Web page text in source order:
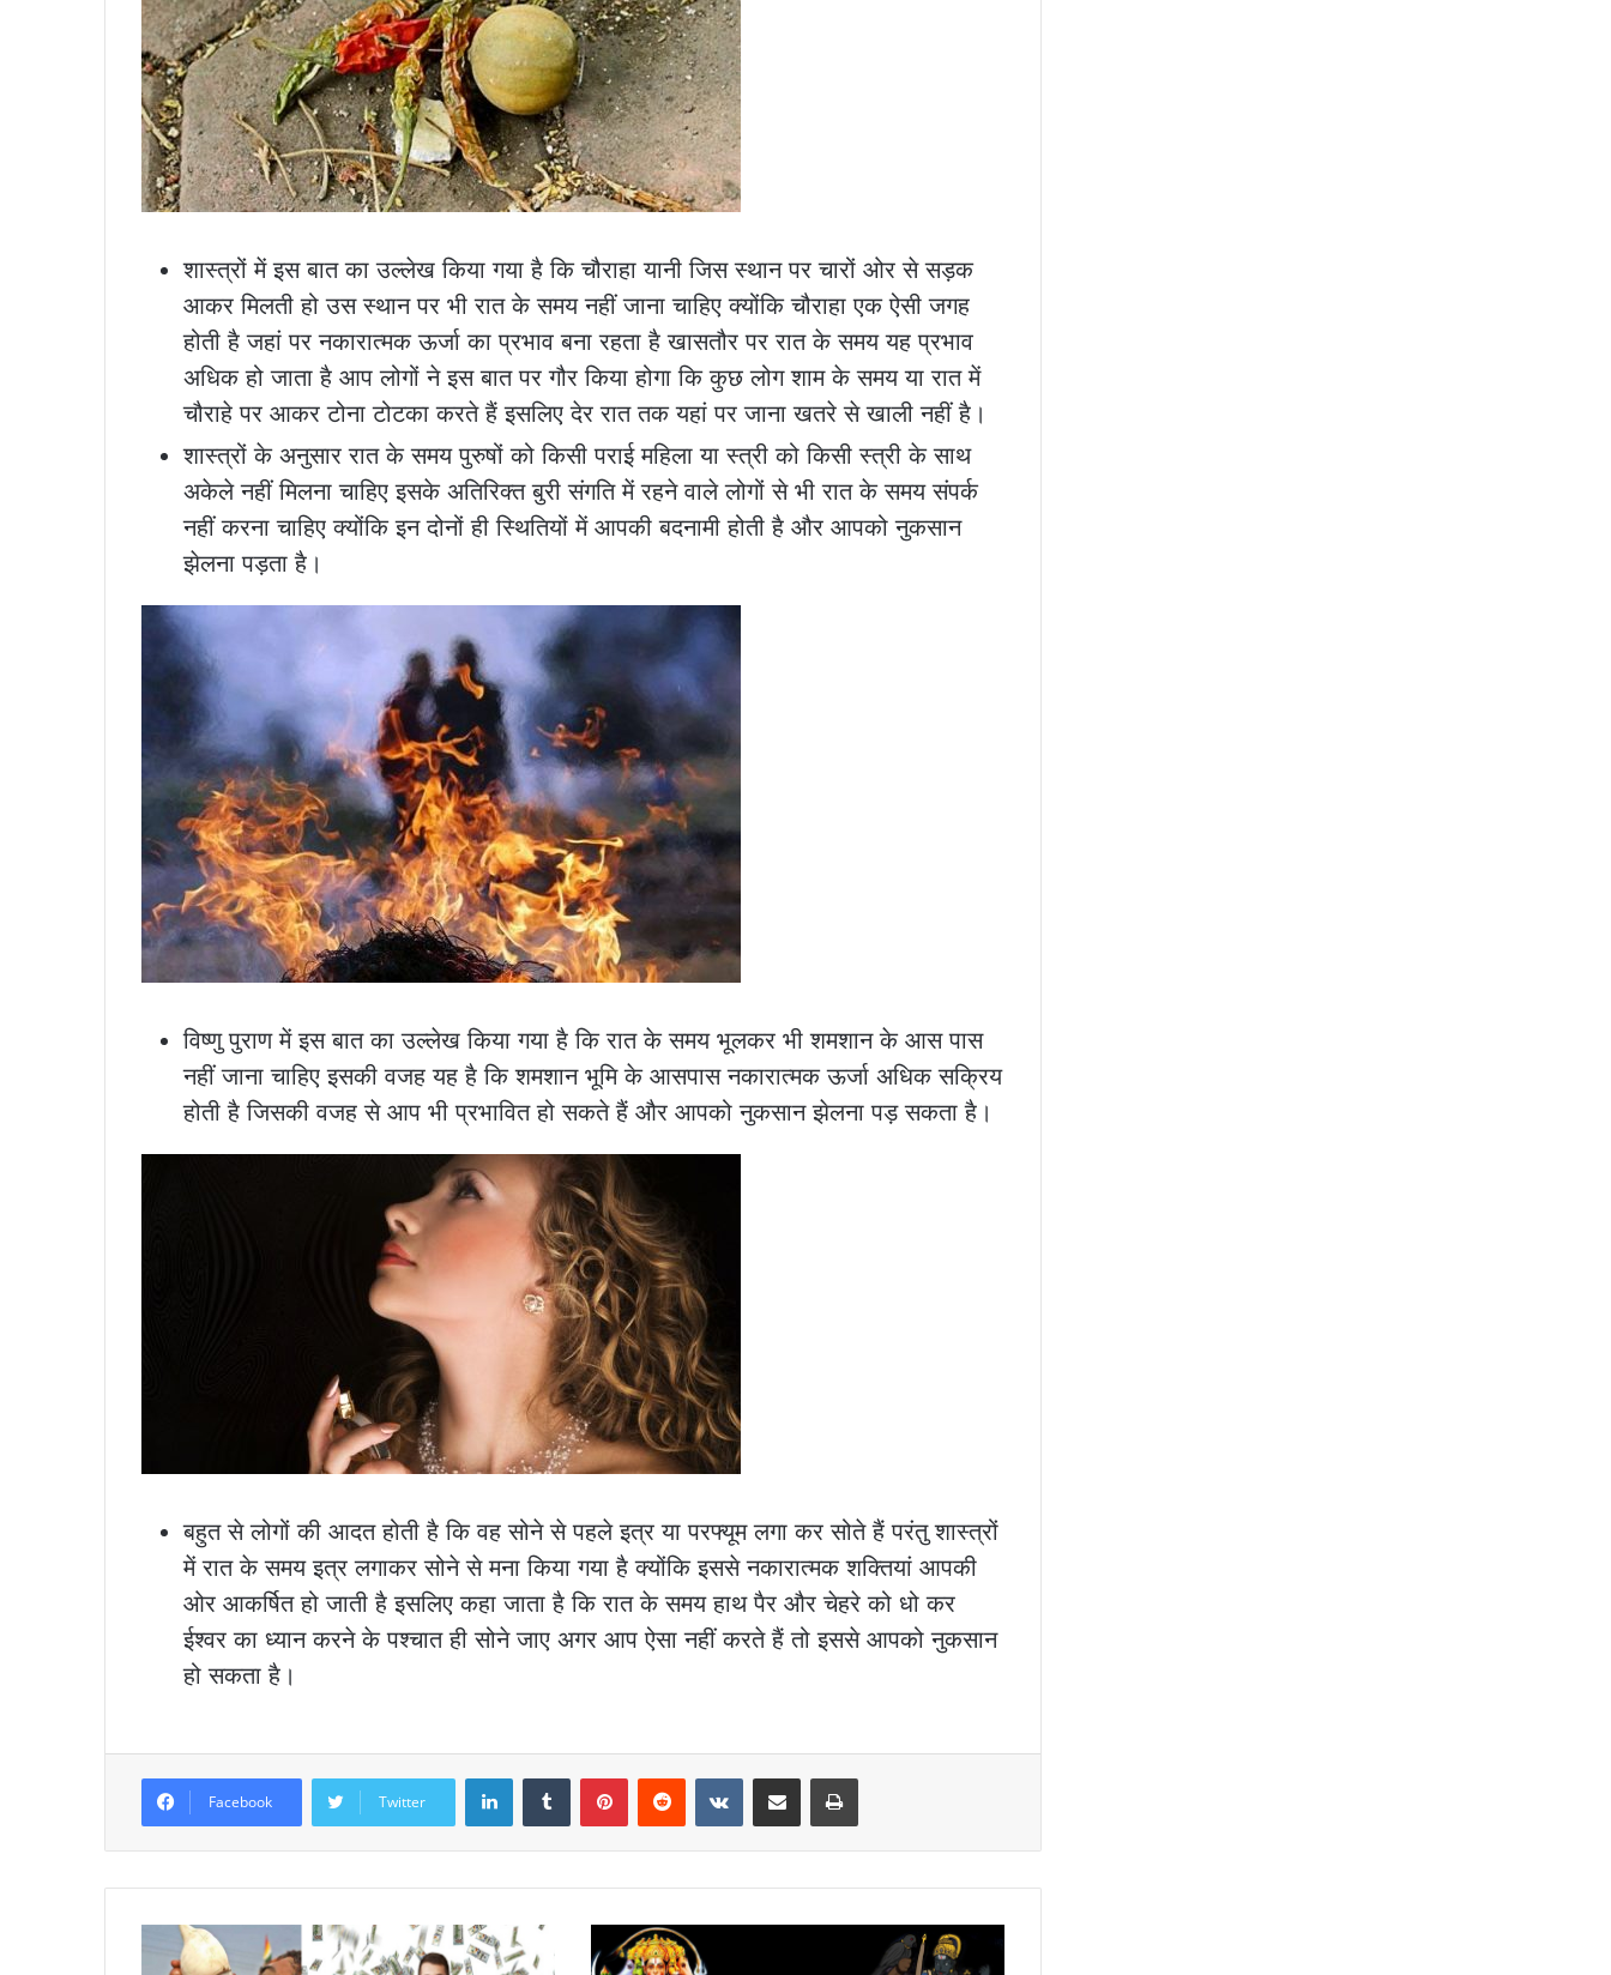
शास्त्रों में इस बात का उल्लेख किया गया है कि चौराहा यानी जिस स्थान पर चारों ओर से सड़क
आकर मिलती हो उस स्थान पर भी रात के समय नहीं जाना चाहिए क्योंकि चौराहा एक ऐसी जगह
होती है जहां पर नकारात्मक ऊर्जा का प्रभाव बना रहता है खासतौर पर रात के समय यह प्रभाव
अधिक हो जाता है आप लोगों ने इस बात पर गौर किया होगा कि कुछ लोग शाम के समय या रात में
चौराहे पर आकर टोना टोटका करते हैं इसलिए देर रात तक यहां पर जाना खतरे से खाली नहीं है।
शास्त्रों के अनुसार रात के समय पुरुषों को किसी पराई महिला या स्त्री को किसी स्त्री के साथ
अकेले नहीं मिलना चाहिए इसके अतिरिक्त बुरी संगति में रहने वाले लोगों से भी रात के समय संपर्क
नहीं करना चाहिए क्योंकि इन दोनों ही स्थितियों में आपकी बदनामी होती है और आपको नुकसान
झेलना पड़ता है।
विष्णु पुराण में इस बात का उल्लेख किया गया है कि रात के समय भूलकर भी शमशान के आस पास
नहीं जाना चाहिए इसकी वजह यह है कि शमशान भूमि के आसपास नकारात्मक ऊर्जा अधिक सक्रिय
होती है जिसकी वजह से आप भी प्रभावित हो सकते हैं और आपको नुकसान झेलना पड़ सकता है।
बहुत से लोगों की आदत होती है कि वह सोने से पहले इत्र या परफ्यूम लगा कर सोते हैं परंतु शास्त्रों
में रात के समय इत्र लगाकर सोने से मना किया गया है क्योंकि इससे नकारात्मक शक्तियां आपकी
ओर आकर्षित हो जाती है इसलिए कहा जाता है कि रात के समय हाथ पैर और चेहरे को धो कर
ईश्वर का ध्यान करने के पश्चात ही सोने जाए अगर आप ऐसा नहीं करते हैं तो इससे आपको नुकसान
हो सकता है।
Facebook Twitter
LinkedInTumblr PinterestReddit VKontakteShare via Email Print